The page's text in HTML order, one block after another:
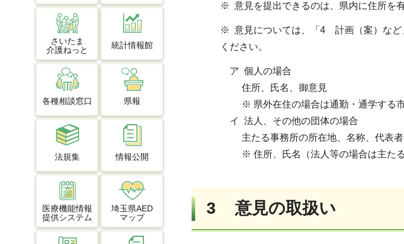
さいたま
介護ねっと
統計情報館
各種相談窓口 県報
法規集 情報公開
医療機能情報
提供システム
埼玉県AED
マップ
※ 意見を提出できるのは、県内に住所を
※ 意見については、「4 計画（案）など
ください。
ア 個人の場合
住所、氏名、御意見
※ 県外在住の場合は通勤・通学する市
イ 法人、その他の団体の場合
主たる事務所の所在地、名称、代表
※ 住所、氏名（法人等の場合は主たる
3 意見の取扱い